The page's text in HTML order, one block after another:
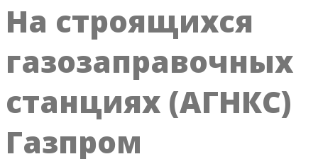
На строящихся
газозаправочных
станциях (АГНКС)
Газпром